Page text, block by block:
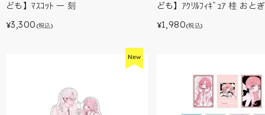
ども】ﾏｽｺｯﾄ 一 刻
¥3,300 (税込)
ども】ｱｸﾘﾙﾌｨｷﾞｭｱ 桂 おと
¥1,980(税込)